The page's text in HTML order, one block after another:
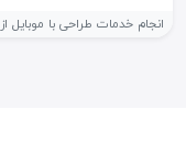
انجام خدمات طراحی با موبایل